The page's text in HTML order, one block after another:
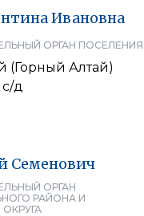
Ивановна
ОРГАН ПОСЕЛЕНИЯ
(Горный Алтай)
д
Семенович
ОРГАН
РАЙОНА И